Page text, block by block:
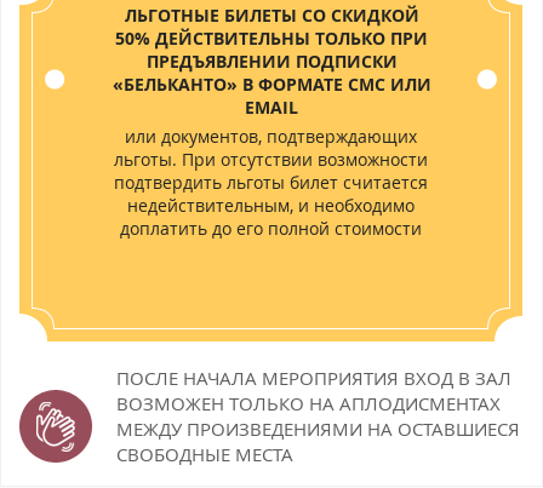
ЛЬГОТНЫЕ БИЛЕТЫ СО СКИДКОЙ
50% ДЕЙСТВИТЕЛЬНЫ ТОЛЬКО ПРИ
ПРЕДЪЯВЛЕНИИ ПОДПИСКИ
«БЕЛЬКАНТО» В ФОРМАТЕ СМС ИЛИ
EMAIL
или документов, подтверждающих
льготы. При отсутствии возможности
подтвердить льготы билет считается
недействительным, и необходимо
доплатить до его полной стоимости
ПОСЛЕ НАЧАЛА МЕРОПРИЯТИЯ ВХОД В ЗАЛ
ВОЗМОЖЕН ТОЛЬКО НА АПЛОДИСМЕНТАХ
МЕЖДУ ПРОИЗВЕДЕНИЯМИ НА ОСТАВШИЕСЯ
СВОБОДНЫЕ МЕСТА